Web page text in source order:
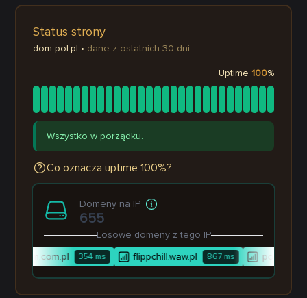
Status strony
dom-pol.pl • dane z ostatnich 30 dni
Uptime 100%
Wszystko w porządku.
Co oznacza uptime 100%?
Domeny na IP
655
Losowe domeny z tego IP
354ms flippchill.waw.pl 867ms